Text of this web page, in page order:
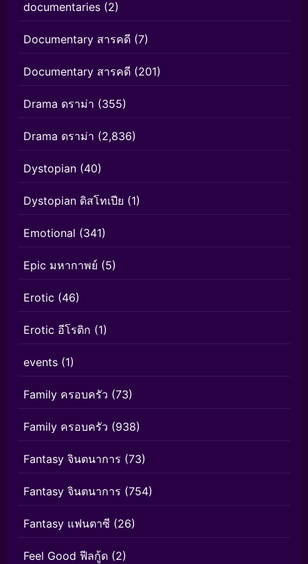
documentaries (2)
Documentary สารคดี (7)
Documentary สารคดี (201)
Drama ดราม่า (355)
Drama ดราม่า (2,836)
Dystopian (40)
Dystopian ดิสโทเปีย (1)
Emotional (341)
Epic มหากาพย์ (5)
Erotic (46)
Erotic อีโรติก (1)
events (1)
Family ครอบครัว (73)
Family ครอบครัว (938)
Fantasy จินตนาการ (73)
Fantasy จินตนาการ (754)
Fantasy แฟนตาซี (26)
Feel Good ฟีลกู้ด (2)